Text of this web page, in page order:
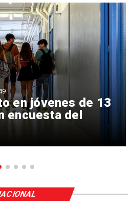
en jóvenes de 13
encuesta del